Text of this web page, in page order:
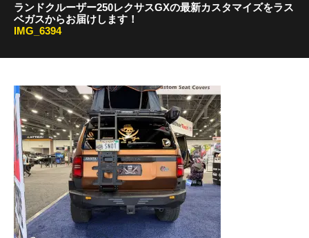
ランドクルーザー250レクサスGXの最新カスタマイズをラス
ベガスからお届けします！
IMG_6394